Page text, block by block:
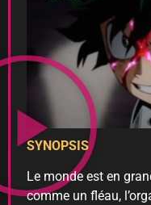
SYNOPSIS
Le monde est en
comme un fléau,